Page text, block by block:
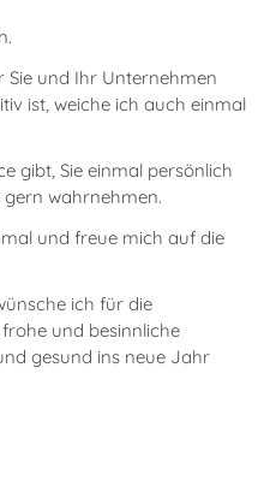
Sie und Ihr Unternehmen
ist, weiche ich auch einmal
gibt, Sie einmal persönlich
wahrnehmen.
und freue mich auf die
ich für die
und besinnliche
gesund ins neue Jahr